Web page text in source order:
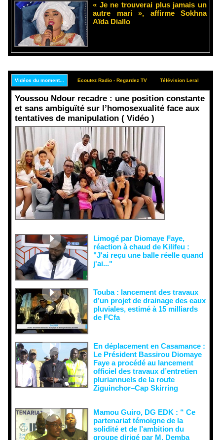
« Je ne trouverai plus jamais un
autre mari », affirme Sokhna
Aïda Diallo
Vidéos du moment... Ecoutez Radio - Regardez TV Télévision Leral
Youssou Ndour recadre : une position constante
et sans ambiguïté sur l’homosexualité face aux
tentatives de manipulation ( Vidéo )
Limogé par Diomaye Faye,
réaction à chaud de Kilifeu :
"J'ai reçu une balle réelle quand
j'ai..."
Touba : lancement des travaux
d’un projet de drainage des eaux
pluviales, estimé à 15 milliards
de FCfa ‎
En déplacement en Casamance :
Le Président Bassirou Diomaye
Faye a procédé au lancement
officiel des travaux d’entretien
pluriannuels de la route
Ziguinchor–Cap Skirring
Mamou Guiro, DG EDK : “ Ce
partenariat témoigne de la
solidité et de l’ambition du
groupe dirigé par M. Demba